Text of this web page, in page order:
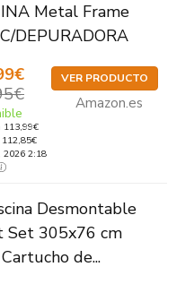
Metal Frame
DEPURADORA
113,99€
2026 2:18
VER PRODUCTO
Amazon.es
Desmontable
Set 305x76 cm
de...